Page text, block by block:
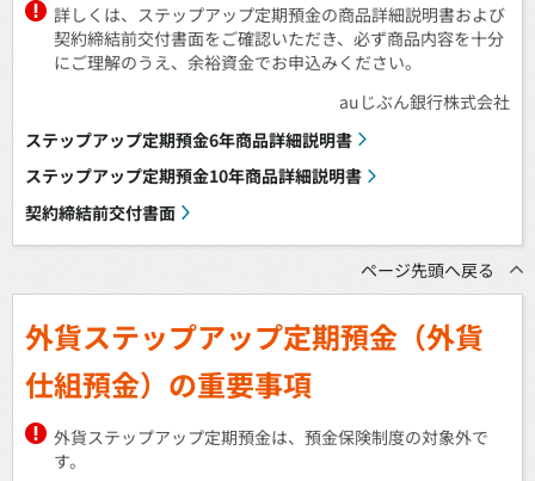
詳しくは、ステップアップ定期預金の商品詳細説明書および
契約締結前交付書面をご確認いただき、必ず商品内容を十分
にご理解のうえ、余裕資金でお申込みください。
auじぶん銀行株式会社
ステップアップ定期預金6年商品詳細説明書
ステップアップ定期預金10年商品詳細説明書
契約締結前交付書面
ページ先頭へ戻る
外貨ステップアップ定期預金（外貨
仕組預金）の重要事項
外貨ステップアップ定期預金は、預金保険制度の対象外で
す。